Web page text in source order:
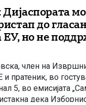
Дијаспората
до
ЕУ, но не
член на
во
5, во емисијата
дека